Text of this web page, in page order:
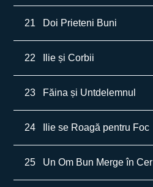
21 Doi Prieteni Buni
22 Ilie și Corbii
23 Făina și Untdelemnul
24 Ilie se Roagă pentru Foc
25 Un Om Bun Merge în Cer